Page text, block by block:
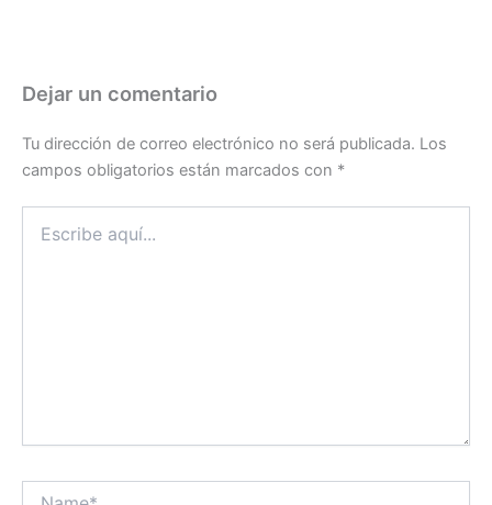
Dejar un comentario
Tu dirección de correo electrónico no será publicada. Los
campos obligatorios están marcados con *
aquí...